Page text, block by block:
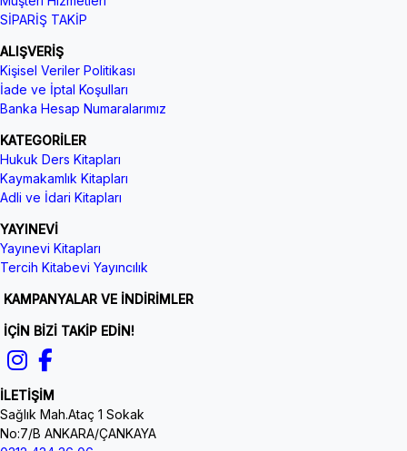
SİPARİŞ TAKİP
ALIŞVERİŞ
Kişisel Veriler Politikası
İade ve İptal Koşulları
Banka Hesap Numaralarımız
KATEGORİLER
Hukuk Ders Kitapları
Kaymakamlık Kitapları
Adli ve İdari Kitapları
YAYINEVİ
Yayınevi Kitapları
Tercih Kitabevi Yayıncılık
KAMPANYALAR VE İNDİRİMLER
İÇİN BİZİ TAKİP EDİN!
İLETİŞİM
Sağlık Mah.Ataç 1 Sokak
No:7/B ANKARA/ÇANKAYA